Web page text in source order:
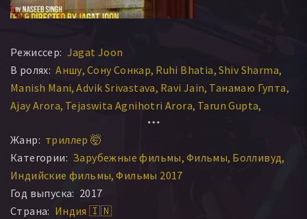
Режиссер: Jagat Joon
В ролях: Аншу Сону Сонкар Ruhi Bhatia Shiv Sharma
Manish Mani Advik Srivastava Ravi Jain Танамаю Гупта
Ajay Arora Tejaswita Agnihotri Arora Tarun Gupta
Tvishi Duggal Jigyasa Yaduwanshi
Upal Roy Karan Maan
Prashant Bhatia Vishal Bhatnagar Sainsh Bhalla
Neha Duggal Vikas Yadav
Жанр: триллер 🤯
Категории: Зарубежные фильмы Фильмы Болливуд
Индийские фильмы Фильмы 2017
Год выпуска: 2017
Страна: Индия 🇮🇳